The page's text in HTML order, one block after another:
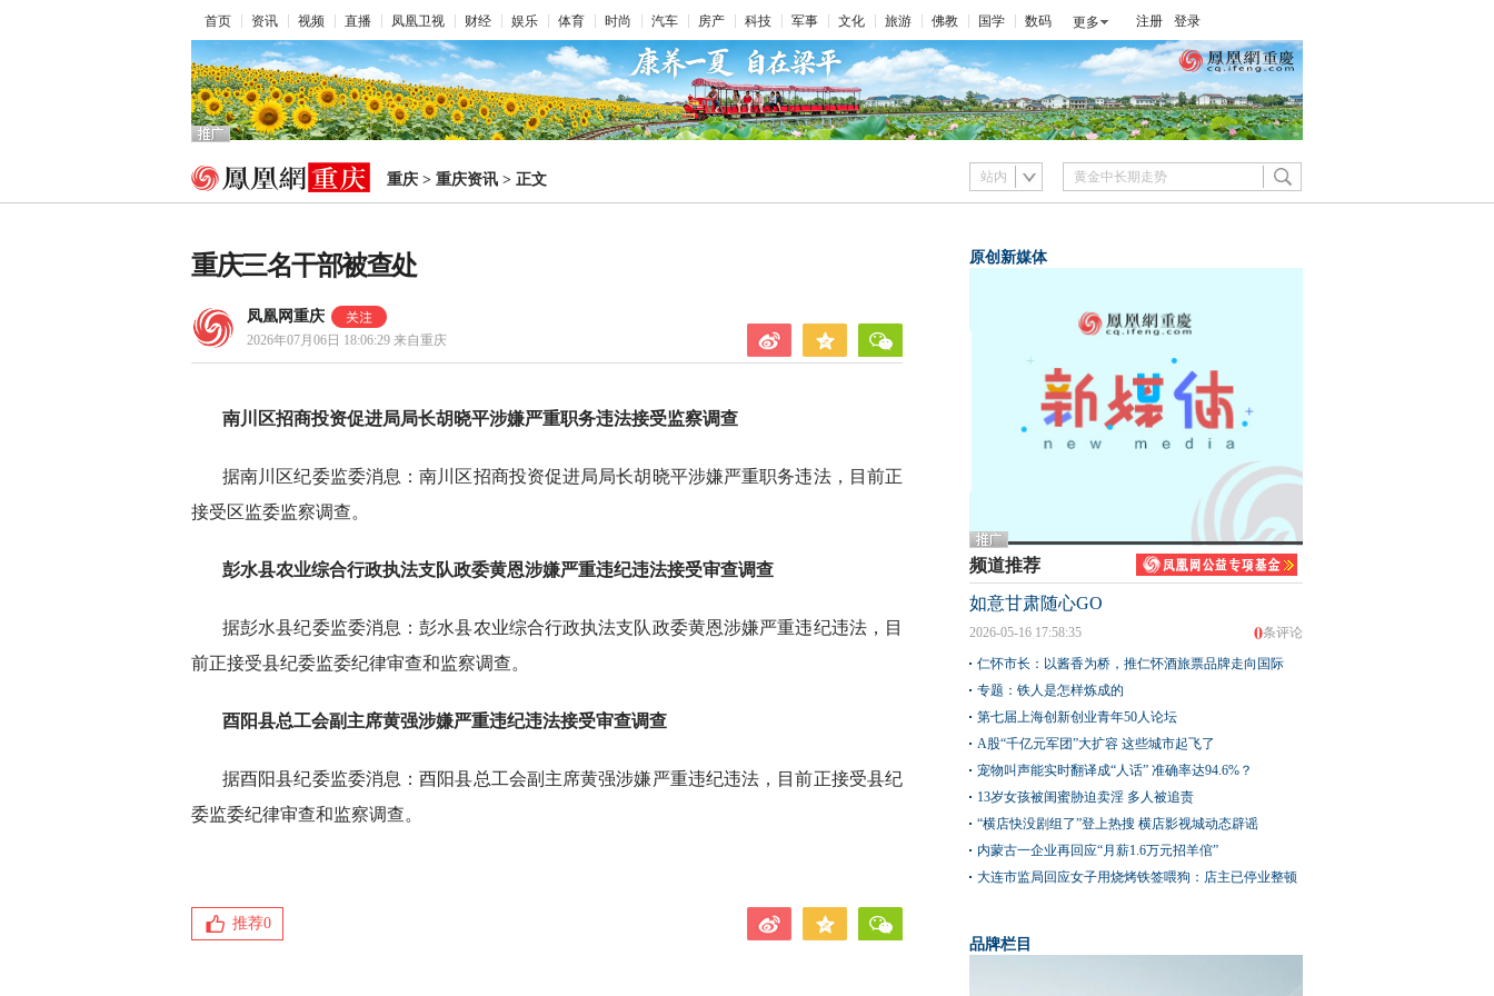
首页 资讯 视频 直播 凤凰卫视 财经 娱乐 体育 时尚 汽车 房产 科技 军事 文化 旅游 佛教 国学 数码 更多 注册 登录
重庆 > 重庆资讯 > 正文 站内
重庆三名干部被查处
凤凰网重庆
2026年07月06日 18:06:29 来自重庆
南川区招商投资促进局局长胡晓平涉嫌严重职务违法接受监察调查
据南川区纪委监委消息：南川区招商投资促进局局长胡晓平涉嫌严重职务违法，目前正
接受区监委监察调查。
彭水县农业综合行政执法支队政委黄恩涉嫌严重违纪违法接受审查调查
据彭水县纪委监委消息：彭水县农业综合行政执法支队政委黄恩涉嫌严重违纪违法，目
前正接受县纪委监委纪律审查和监察调查。
酉阳县总工会副主席黄强涉嫌严重违纪违法接受审查调查
据酉阳县纪委监委消息：酉阳县总工会副主席黄强涉嫌严重违纪违法，目前正接受县纪
委监委纪律审查和监察调查。
推荐0
原创新媒体
频道推荐
如意甘肃随心GO
0条评论
2026-05-16 17:58:35
仁怀市长：以酱香为桥，推仁怀酒旅票品牌走向国际
专题：铁人是怎样炼成的
第七届上海创新创业青年50人论坛
A股“千亿元军团”大扩容 这些城市起飞了
宠物叫声能实时翻译成“人话” 准确率达94.6%？
13岁女孩被闺蜜胁迫卖淫 多人被追责
“横店快没剧组了”登上热搜 横店影视城动态辟谣
内蒙古一企业再回应“月薪1.6万元招羊倌”
大连市监局回应女子用烧烤铁签喂狗：店主已停业整顿
品牌栏目